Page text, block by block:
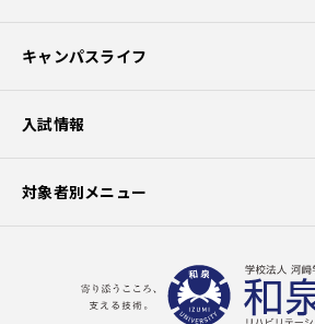
オープンキャンパス
キャンパスライフ
学生サポート
施設の利用
入試情報
募集要項
選抜試験一覧
対象者別メニュー
卒業生の方へ